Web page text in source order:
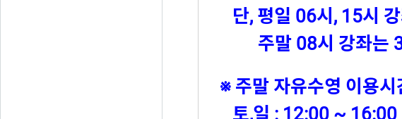
단, 평일 06시, 15시
주말 08시 강좌는
※ 주말 자유수영 이용시
토,일 : 12:00 ~ 16:00